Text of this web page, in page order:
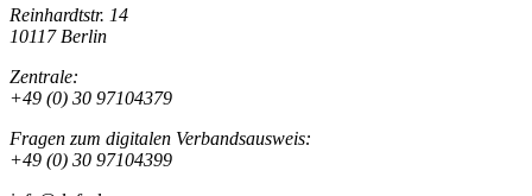
Reinhardtstr. 14
10117 Berlin
Zentrale:
+49 (0) 30 97104379
Fragen zum digitalen Verbandsausweis:
+49 (0) 30 97104399